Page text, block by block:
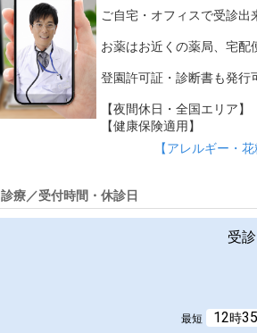
ご自宅・オフィスで受診出
お薬はお近くの薬局、宅配
登園許可証・診断書も発行
【夜間休日・全国エリア】
【健康保険適用】
【アレルギー・
診療／受付時間・休診日
受
最短 12時35